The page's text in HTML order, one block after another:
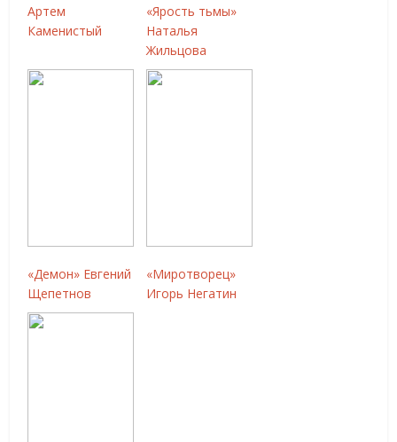
Артем
Каменистый
«Ярость тьмы»
Наталья
Жильцова
«Демон» Евгений
Щепетнов
«Миротворец»
Игорь Негатин